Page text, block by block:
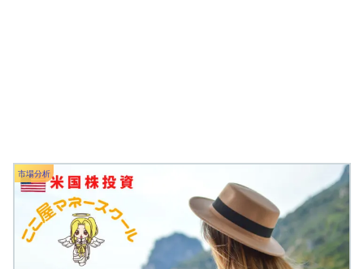
市場分析